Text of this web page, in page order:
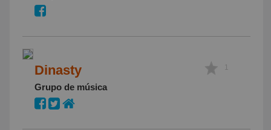
Dinasty
Grupo de música
1